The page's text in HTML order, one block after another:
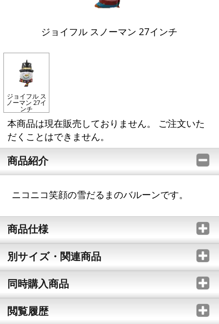
ジョイフル スノーマン 27インチ
ジョイフル ス
ノーマン 27イ
ンチ
本商品は現在販売しておりません。 ご注文いた
だくことはできません。
商品紹介
ニコニコ笑顔の雪だるまのバルーンです。
商品仕様
別サイズ・関連商品
同時購入商品
閲覧履歴